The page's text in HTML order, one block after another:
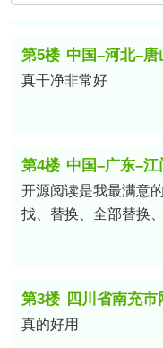
第5楼 中国–河北–
真干净非常好
第4楼 中国–广东–江
开源阅读是我最满意
找、替换、全部替换、
第3楼 四川省南充市
真的好用